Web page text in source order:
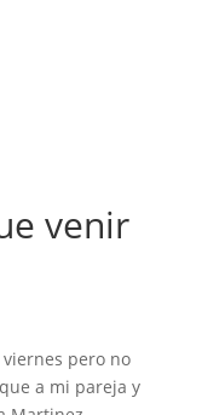
venir
pero no
a mi pareja y